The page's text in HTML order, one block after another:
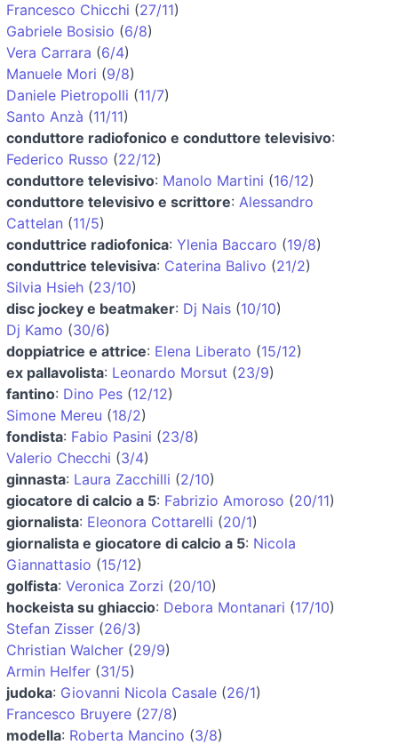
Francesco Chicchi (27/11)
Gabriele Bosisio (6/8)
Vera Carrara (6/4)
Manuele Mori (9/8)
Daniele Pietropolli (11/7)
Santo Anzà (11/11)
conduttore radiofonico e conduttore televisivo:
Federico Russo (22/12)
conduttore televisivo: Manolo Martini (16/12)
conduttore televisivo e scrittore: Alessandro
Cattelan (11/5)
conduttrice radiofonica: Ylenia Baccaro (19/8)
conduttrice televisiva: Caterina Balivo (21/2)
Silvia Hsieh (23/10)
disc jockey e beatmaker: Dj Nais (10/10)
Dj Kamo (30/6)
doppiatrice e attrice: Elena Liberato (15/12)
ex pallavolista: Leonardo Morsut (23/9)
fantino: Dino Pes (12/12)
Simone Mereu (18/2)
fondista: Fabio Pasini (23/8)
Valerio Checchi (3/4)
ginnasta: Laura Zacchilli (2/10)
giocatore di calcio a 5: Fabrizio Amoroso (20/11)
giornalista: Eleonora Cottarelli (20/1)
giornalista e giocatore di calcio a 5: Nicola
Giannattasio (15/12)
golfista: Veronica Zorzi (20/10)
hockeista su ghiaccio: Debora Montanari (17/10)
Stefan Zisser (26/3)
Christian Walcher (29/9)
Armin Helfer (31/5)
judoka: Giovanni Nicola Casale (26/1)
Francesco Bruyere (27/8)
modella: Roberta Mancino (3/8)